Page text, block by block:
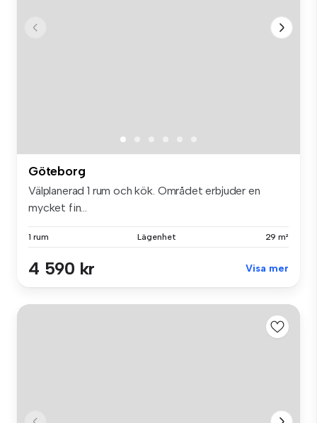
Göteborg
Välplanerad 1 rum och kök. Området erbjuder en
mycket fin...
1 rum Lägenhet 29 m²
4 590 kr Visa mer